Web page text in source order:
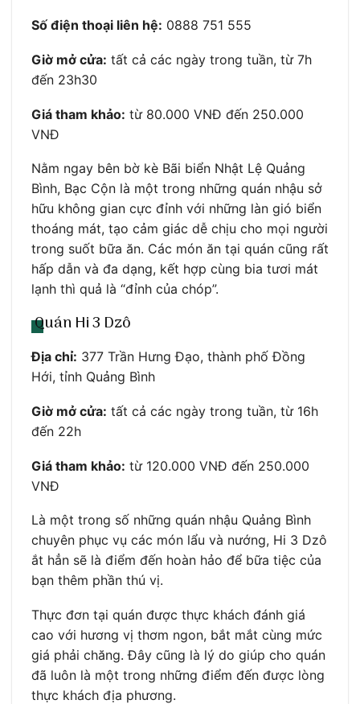
Số điện thoại liên hệ: 0888 751 555
Giờ mở cửa: tất cả các ngày trong tuần, từ 7h
đến 23h30
Giá tham khảo: từ 80.000 VNĐ đến 250.000
VNĐ
Nằm ngay bên bờ kè Bãi biển Nhật Lệ Quảng
Bình, Bạc Cộn là một trong những quán nhậu sở
hữu không gian cực đỉnh với những làn gió biển
thoáng mát, tạo cảm giác dễ chịu cho mọi người
trong suốt bữa ăn. Các món ăn tại quán cũng rất
hấp dẫn và đa dạng, kết hợp cùng bia tươi mát
lạnh thì quả là “đỉnh của chóp”.
Quán Hi 3 Dzô
Địa chỉ: 377 Trần Hưng Đạo, thành phố Đồng
Hới, tỉnh Quảng Bình
Giờ mở cửa: tất cả các ngày trong tuần, từ 16h
đến 22h
Giá tham khảo: từ 120.000 VNĐ đến 250.000
VNĐ
Là một trong số những quán nhậu Quảng Bình
chuyên phục vụ các món lẩu và nướng, Hi 3 Dzô
ắt hẳn sẽ là điểm đến hoàn hảo để bữa tiệc của
bạn thêm phần thú vị.
Thực đơn tại quán được thực khách đánh giá
cao với hương vị thơm ngon, bắt mắt cùng mức
giá phải chăng. Đây cũng là lý do giúp cho quán
đã luôn là một trong những điểm đến được lòng
thực khách địa phương.